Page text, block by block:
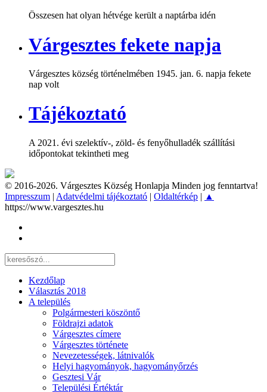
Összesen hat olyan hétvége került a naptárba idén
Várgesztes fekete napja
Várgesztes község történelmében 1945. jan. 6. napja fekete
nap volt
Tájékoztató
A 2021. évi szelektív-, zöld- és fenyőhulladék szállítási
időpontokat tekintheti meg
© 2016-2026. Várgesztes Község Honlapja Minden jog fenntartva!
Impresszum | Adatvédelmi tájékoztató | Oldaltérkép | ▲
https://www.vargesztes.hu
Kezdőlap
Választás 2018
A település
Polgármesteri köszöntő
Földrajzi adatok
Várgesztes címere
Várgesztes története
Nevezetességek, látnivalók
Helyi hagyományok, hagyományőrzés
Gesztesi Vár
Települési Értéktár